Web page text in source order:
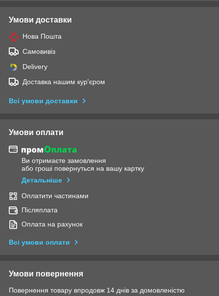
Умови доставки
Нова Пошта
Самовивіз
Delivery
Доставка нашим кур'єром
Всі умови доставки
Умови оплати
Ви отримаєте замовлення
або гроші повернуться на вашу картку
Детальніше
Оплатити частинами
Післяплата
Оплата на рахунок
Всі умови оплати
Умови повернення
Повернення товару впродовж 14 днів за домовленістю